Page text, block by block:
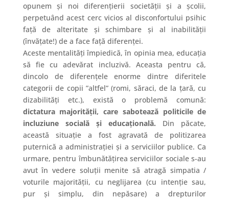
opunem și noi diferențierii societății și a școlii,
perpetuând acest cerc vicios al disconfortului psihic
față de alteritate și schimbare și al inabilității
(învățate!) de a face față diferenței.
Aceste mentalități împiedică, în opinia mea, educația
să fie cu adevărat incluzivă. Aceasta pentru că,
dincolo de diferențele enorme dintre diferitele
categorii de copii ”altfel” (romi, săraci, de la țară, cu
dizabilități etc.), există o problemă comună:
dictatura majorității, care sabotează politicile de
incluziune socială și educațională. Din păcate,
această situație a fost agravată de politizarea
puternică a administrației și a serviciilor publice. Ca
urmare, pentru îmbunătățirea serviciilor sociale s-au
avut în vedere soluții menite să atragă simpatia /
voturile majorității, cu neglijarea (cu intenție sau,
pur și simplu, din nepăsare) a drepturilor